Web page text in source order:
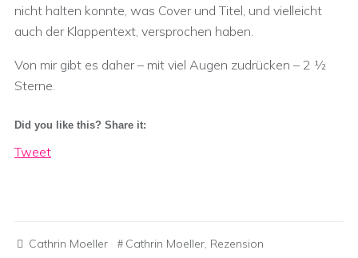
nicht halten konnte, was Cover und Titel, und vielleicht
auch der Klappentext, versprochen haben.
Von mir gibt es daher – mit viel Augen zudrücken – 2 ½
Sterne.
Did you like this? Share it:
Tweet
Cathrin Moeller Cathrin Moeller, Rezension